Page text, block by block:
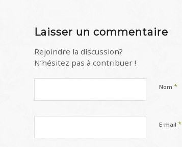
Laisser un commentaire
Rejoindre la discussion?
N’hésitez pas à contribuer !
Nom *
E-mail *